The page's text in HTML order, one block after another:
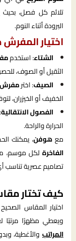
تلائم كل فصل، بحيث
البرودة أثناء النوم.
اختيار
الشتاء: استخدم
الثقيل أو الصوف،
الصيف: اخترمفرش
الخفيف أو الخيزران،
الفصول الانتقالية:
الحرارة والراحة.
معهوفن، يمكنك
الفاخرة لكل موسم،
تصاميم عصرية تناسب
كيف تختار
اختيار المقاس
ويعطي مظهرًا مرتبًا
المراتبوالأغطية،